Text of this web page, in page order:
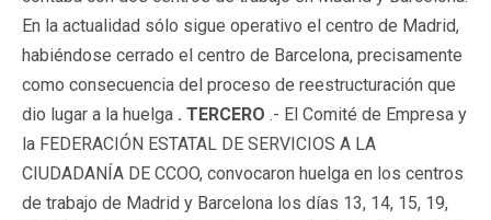
En la actualidad sólo sigue operativo el centro de Madrid,
habiéndose cerrado el centro de Barcelona, precisamente
como consecuencia del proceso de reestructuración que
dio lugar a la huelga . TERCERO .- El Comité de Empresa y
la FEDERACIÓN ESTATAL DE SERVICIOS A LA
CIUDADANÍA DE CCOO, convocaron huelga en los centros
de trabajo de Madrid y Barcelona los días 13, 14, 15, 19,